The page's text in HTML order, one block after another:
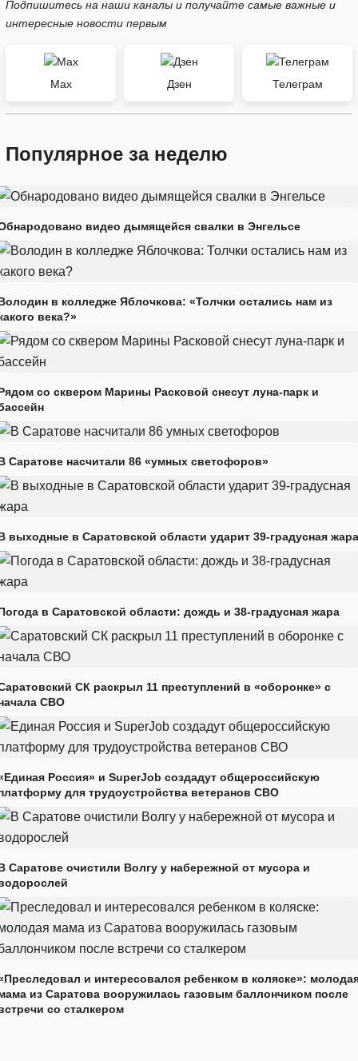
Подпишитесь на наши каналы и получайте самые важные и
интересные новости первым
Max Дзен Телеграм
Популярное за неделю
видео дымящейся свалки в Энгельсе
в колледже Яблочкова: «Толчки остались нам из
века?»
со сквером Марины Расковой снесут луна-парк и
Саратове насчитали 86 «умных светофоров»
выходные в Саратовской области ударит 39-градусная жара
в Саратовской области: дождь и 38-градусная жара
СК раскрыл 11 преступлений в «оборонке» с
СВО
Россия» и SuperJob создадут общероссийскую
для трудоустройства ветеранов СВО
Саратове очистили Волгу у набережной от мусора и
и интересовался ребенком в коляске»:
из Саратова вооружилась газовым баллончиком после
со сталкером